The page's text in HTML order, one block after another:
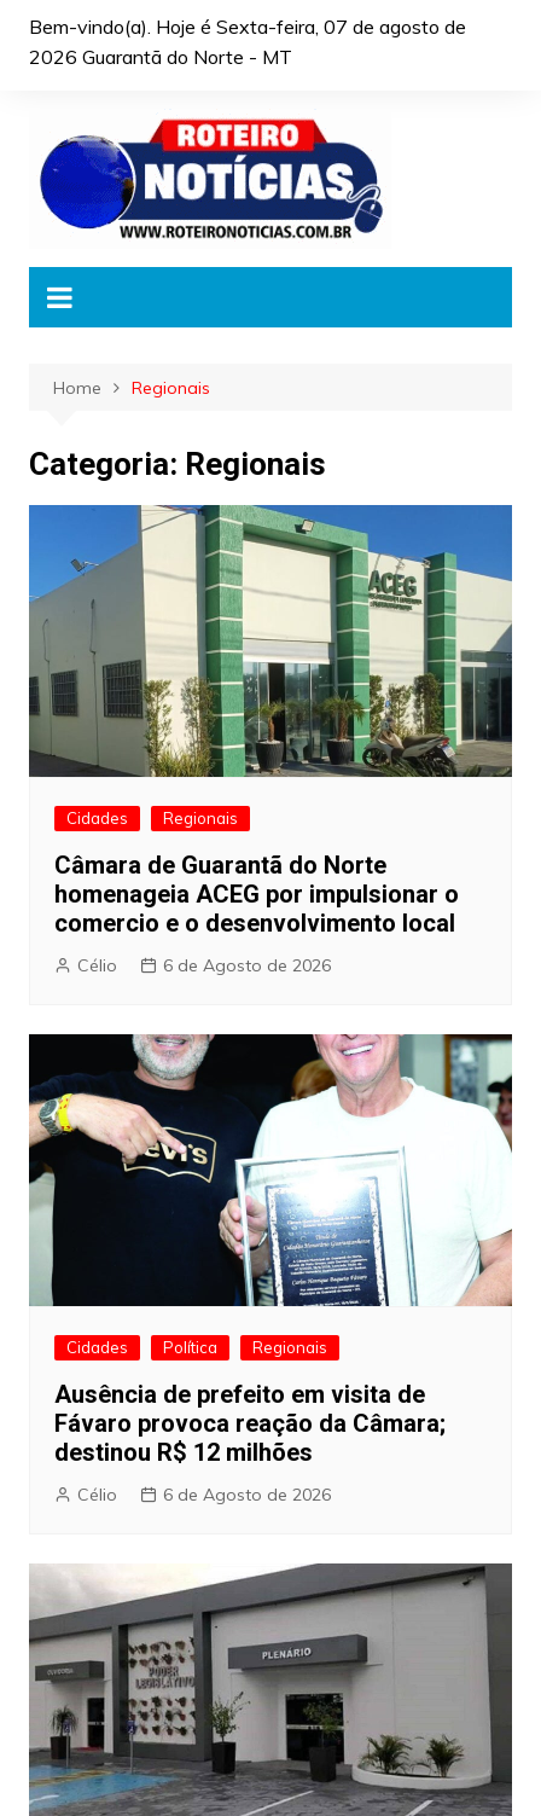
Bem-vindo(a). Hoje é Sexta-feira, 07 de agosto de
2026 Guarantã do Norte - MT
Home Regionais
Categoria: Regionais
Cidades Regionais
Câmara de Guarantã do Norte
homenageia ACEG por impulsionar o
comercio e o desenvolvimento local
Célio 6 de Agosto de 2026
Cidades Política Regionais
Ausência de prefeito em visita de
Fávaro provoca reação da Câmara;
destinou R$ 12 milhões
Célio 6 de Agosto de 2026